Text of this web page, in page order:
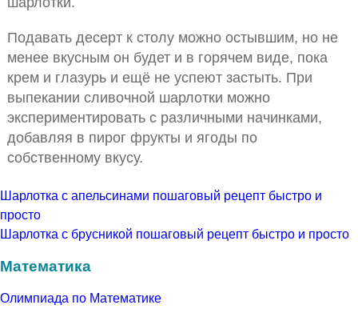
Подавать десерт к столу можно остывшим, но не
менее вкусным он будет и в горячем виде, пока
крем и глазурь и ещё не успеют застыть. При
выпекании сливочной шарлотки можно
экспериментировать с различными начинками,
добавляя в пирог фрукты и ягоды по
собственному вкусу.
Шарлотка с апельсинами пошаговый рецепт быстро и
просто
Шарлотка с брусникой пошаговый рецепт быстро и просто
Математика
Олимпиада по Математике